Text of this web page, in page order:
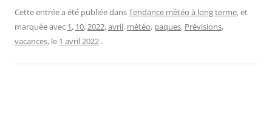
Cette entrée a été publiée dansTendance météo à long terme, et
marquée avec 1, 10,2022,avril, météo, paques, Prévisions,
vacances, le 1 avril 2022 .